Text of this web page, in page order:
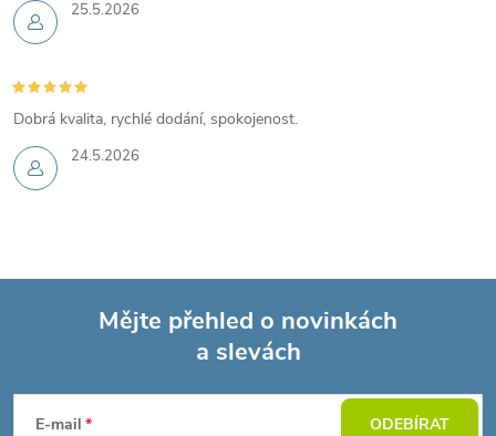
25.5.2026
24.5.2026
Dobrá kvalita, rychlé dodání, spokojenost.
Mějte přehled o novinkách
a slevách
E-mail ODEBÍRAT